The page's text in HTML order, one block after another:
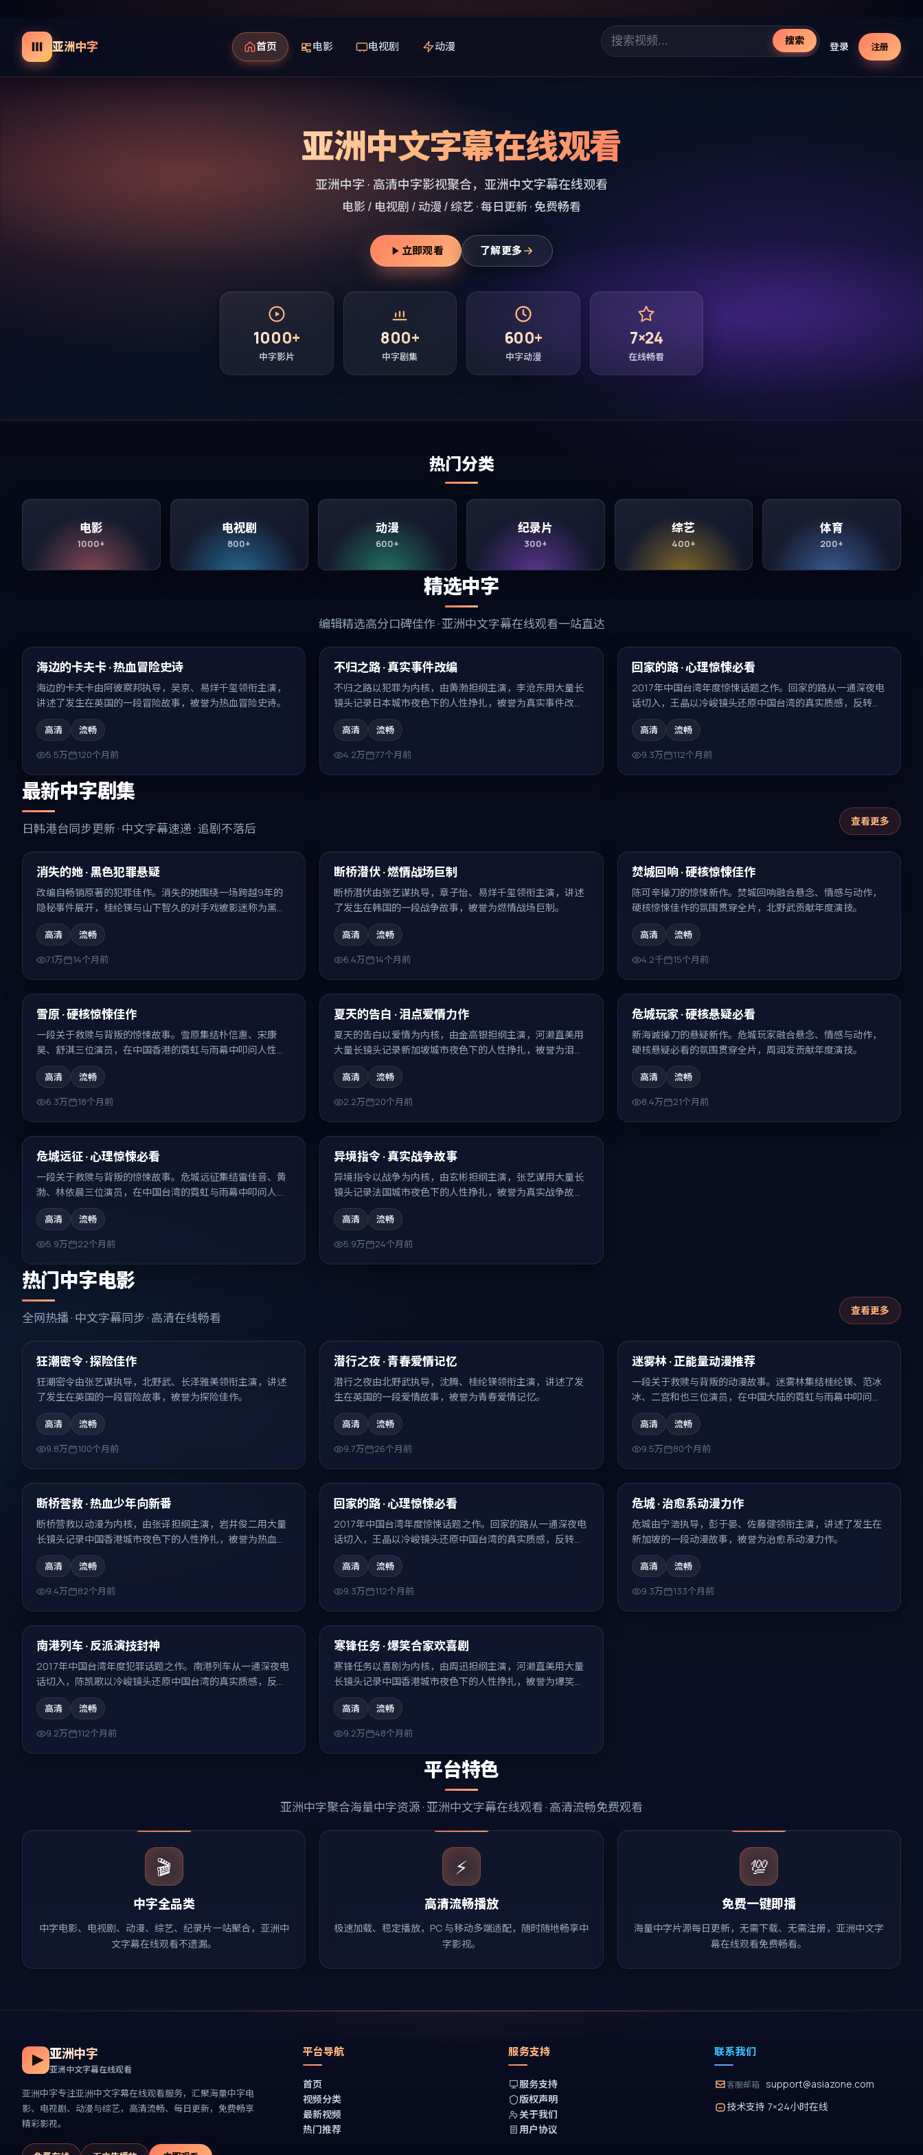
亚洲中字 首页 电影 电视剧 动漫 搜索 登录 注册
亚洲中文字幕在线观看
亚洲中字 · 高清中字影视聚合， 亚洲中文字幕在线观看
电影 / 电视剧 / 动漫 / 综艺 · 每日更新 · 免费畅看
立即观看 了解更多
1000+
中字影片
800+
中字剧集
600+
中字动漫
7×24
在线畅看
热门分类
电影
1000+
电视剧
800+
动漫
600+
纪录片
300+
综艺
400+
体育
200+
精选中字
编辑精选高分口碑佳作 · 亚洲中文字幕在线观看一站直达
精选
海边的卡夫卡 · 热血冒险史诗
海边的卡夫卡由阿彼察邦执导，吴京、易烊千玺领衔主演，
讲述了发生在英国的一段冒险故事，被誉为热血冒险史诗。
高清
流畅
5.5万
120个月前
精选
99:06
不归之路 · 真实事件改编
不归之路以犯罪为内核，由黄渤担纲主演，李沧东用大量长
镜头记录日本城市夜色下的人性挣扎，被誉为真实事件改
编。
高清
流畅
4.2万
77个月前
精选
回家的路 · 心理惊悚必看
2017年中国台湾年度惊悚话题之作。回家的路从一通深夜电
话切入，王晶以冷峻镜头还原中国台湾的真实质感，反转密
集、回味无穷。
高清
流畅
9.3万
112个月前
最新中字剧集
日韩港台同步更新 · 中文字幕速递 · 追剧不落后 查看更多
最新
消失的她 · 黑色犯罪悬疑
改编自畅销原著的犯罪佳作。消失的她围绕一场跨越9年的
隐秘事件展开，桂纶镁与山下智久的对手戏被影迷称为黑色
犯罪悬疑的代表场面。
高清
流畅
7.1万
14个月前
最新
断桥潜伏 · 燃情战场巨制
断桥潜伏由张艺谋执导，章子怡、易烊千玺领衔主演，讲述
了发生在韩国的一段战争故事，被誉为燃情战场巨制。
高清
流畅
6.4万
14个月前
最新
99:48
焚城回响 · 硬核惊悚佳作
陈可辛操刀的惊悚新作。焚城回响融合悬念、情感与动作，
硬核惊悚佳作的氛围贯穿全片，北野武贡献年度演技。
高清
流畅
4.2千
15个月前
最新
雪原 · 硬核惊悚佳作
一段关于救赎与背叛的惊悚故事。雪原集结朴信惠、宋康
昊、舒淇三位演员，在中国香港的霓虹与雨幕中叩问人性，
结局耐人寻味。
高清
流畅
6.3万
18个月前
最新
夏天的告白 · 泪点爱情力作
夏天的告白以爱情为内核，由金高银担纲主演，河濑直美用
大量长镜头记录新加坡城市夜色下的人性挣扎，被誉为泪点
爱情力作。
高清
流畅
2.2万
20个月前
最新
危城玩家 · 硬核悬疑必看
新海诚操刀的悬疑新作。危城玩家融合悬念、情感与动作，
硬核悬疑必看的氛围贯穿全片，周润发贡献年度演技。
高清
流畅
8.4万
21个月前
最新
危城远征 · 心理惊悚必看
一段关于救赎与背叛的惊悚故事。危城远征集结雷佳音、黄
渤、林依晨三位演员，在中国台湾的霓虹与雨幕中叩问人
性，结局耐人寻味。
高清
流畅
5.9万
22个月前
最新
异境指令 · 真实战争故事
异境指令以战争为内核，由玄彬担纲主演，张艺谋用大量长
镜头记录法国城市夜色下的人性挣扎，被誉为真实战争故
事。
高清
流畅
5.9万
24个月前
热门中字电影
全网热播 · 中文字幕同步 · 高清在线畅看 查看更多
热门
狂潮密令 · 探险佳作
狂潮密令由张艺谋执导，北野武、长泽雅美领衔主演，讲述
了发生在英国的一段冒险故事，被誉为探险佳作。
高清
流畅
9.8万
100个月前
热门
潜行之夜 · 青春爱情记忆
潜行之夜由北野武执导，沈腾、桂纶镁领衔主演，讲述了发
生在英国的一段爱情故事，被誉为青春爱情记忆。
高清
流畅
9.7万
26个月前
热门
99:17
迷雾林 · 正能量动漫推荐
一段关于救赎与背叛的动漫故事。迷雾林集结桂纶镁、范冰
冰、二宫和也三位演员，在中国大陆的霓虹与雨幕中叩问人
性，结局耐人寻味。
高清
流畅
9.5万
80个月前
热门
断桥营救 · 热血少年向新番
断桥营救以动漫为内核，由张译担纲主演，岩井俊二用大量
长镜头记录中国香港城市夜色下的人性挣扎，被誉为热血少
年向新番。
高清
流畅
9.4万
82个月前
热门
回家的路 · 心理惊悚必看
2017年中国台湾年度惊悚话题之作。回家的路从一通深夜电
话切入，王晶以冷峻镜头还原中国台湾的真实质感，反转密
集、回味无穷。
高清
流畅
9.3万
112个月前
热门
危城 · 治愈系动漫力作
危城由宁浩执导，彭于晏、佐藤健领衔主演，讲述了发生在
新加坡的一段动漫故事，被誉为治愈系动漫力作。
高清
流畅
9.3万
133个月前
热门
南港列车 · 反派演技封神
2017年中国台湾年度犯罪话题之作。南港列车从一通深夜电
话切入，陈凯歌以冷峻镜头还原中国台湾的真实质感，反转
密集、回味无穷。
高清
流畅
9.2万
112个月前
热门
寒锋任务 · 爆笑合家欢喜剧
寒锋任务以喜剧为内核，由周迅担纲主演，河濑直美用大量
长镜头记录中国香港城市夜色下的人性挣扎，被誉为爆笑合
家欢喜剧。
高清
流畅
9.2万
48个月前
平台特色
亚洲中字聚合海量中字资源 ·亚洲中文字幕在线观看 · 高清流畅免费观看
🎬
中字全品类
中字电影、电视剧、动漫、综艺、纪录片一站聚合，亚洲中
文字幕在线观看不遗漏。
⚡
高清流畅播放
极速加载、稳定播放，PC 与移动多端适配，随时随地畅享中
字影视。
💯
免费一键即播
海量中字片源每日更新，无需下载、无需注册，亚洲中文字
幕在线观看免费畅看。
亚洲中字
亚洲中文字幕在线观看
亚洲中字专注亚洲中文字幕在线观看服务，汇聚海量中字电
影、电视剧、动漫与综艺，高清流畅、每日更新，免费畅享
精彩影视。
平台导航
首页
视频分类
最新视频
热门推荐
服务支持
服务支持
版权声明
关于我们
用户协议
联系我们
客服邮箱 support@asiazone.com
技术支持 7×24小时在线